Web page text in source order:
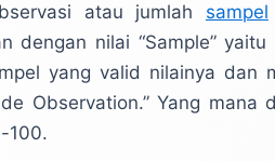
atau jumlah sampel
dengan nilai “Sample”
yang valid nilainya dan
Observation.” Yang
100.